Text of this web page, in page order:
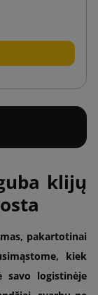
klijų
pakartotinai
kiek
savo logistinėje